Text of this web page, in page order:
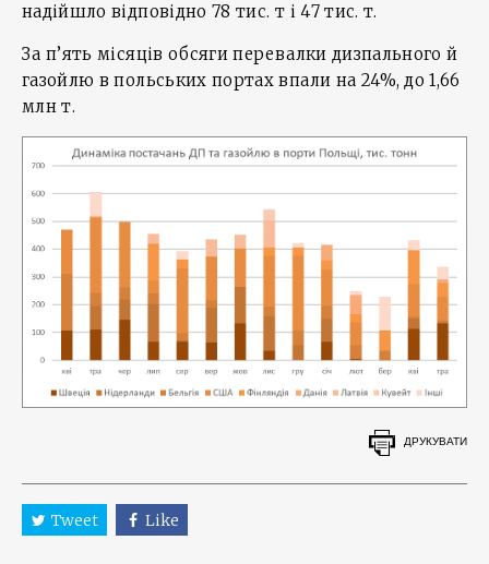
надійшло відповідно 78 тис. т і 47 тис. т.
За п’ять місяців обсяги перевалки дизпального й
газойлю в польських портах впали на 24%, до 1,66
млн т.
ДРУКУВАТИ
Tweet Like